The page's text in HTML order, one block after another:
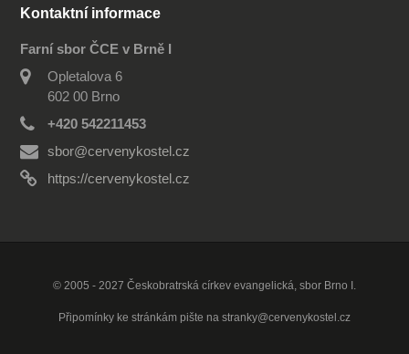
Kontaktní informace
Farní sbor ČCE v Brně I
Opletalova 6
602 00 Brno
+420 542211453
sbor@cervenykostel.cz
https://cervenykostel.cz
© 2005 - 2027 Českobratrská církev evangelická, sbor Brno I.
Připomínky ke stránkám pište na stranky@cervenykostel.cz